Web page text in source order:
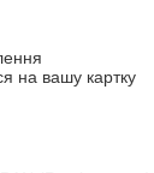
на вашу картку